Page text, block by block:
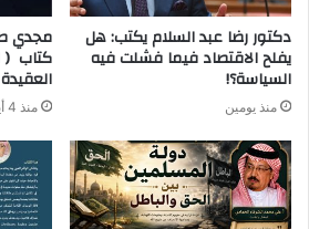
دكتور رضا عبد السلام يكتب: هل
يفلح الاقتصاد فيما فشلت فيه
السياسة؟!
منذ يومين
مجدي
كتاب (
منذ 4 أيام